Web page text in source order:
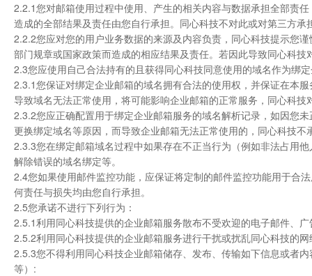
2.2.1您对邮箱使用过程中使用、产生的相关内容与数据承担全部责
造成的全部结果及责任由您自行承担。同心科技不对此或对第三方承
2.2.2您应对您的用户业务数据的来源及内容负责，同心科技提示您
部门规章或国家政策而造成的相应结果及责任。若因此导致同心科
2.3您应使用自己合法持有的且获得同心科技同意使用的域名作为绑
2.3.1您保证对绑定企业邮箱的域名拥有合法的使用权，并保证在本
导致域名无法正常使用，将可能影响企业邮箱的正常服务，同心科技
2.3.2您应正确配置用于绑定企业邮箱服务的域名解析记录，如因您
更换绑定域名等原因，而导致企业邮箱无法正常使用的，同心科技不
2.3.3您在绑定邮箱域名过程中如果存在不正当行为（例如非法占用
解除错误的域名绑定等。
2.4您如果使用邮件监控功能，应保证将定制的邮件监控功能用于合
何责任与损失均由您自行承担。
2.5您承诺不进行下列行为：
2.5.1利用同心科技提供的企业邮箱服务散布不受欢迎的电子邮件、
2.5.2利用同心科技提供的企业邮箱服务进行干扰或扰乱同心科技的
2.5.3您不得利用同心科技企业邮箱储存、发布、传输如下信息或者
等）: